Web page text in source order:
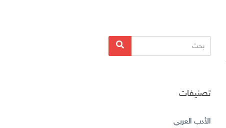
البحث
عن:
بحث
تصنيفات
الأدب العربي